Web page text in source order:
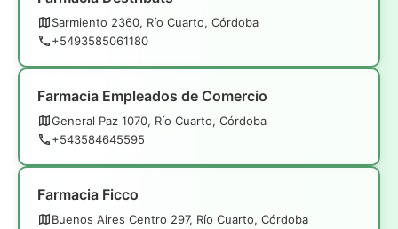
Sarmiento 2360, Río Cuarto, Córdoba
+5493585061180
Farmacia Empleados de Comercio
General Paz 1070, Río Cuarto, Córdoba
+543584645595
Farmacia Ficco
Buenos Aires Centro 297, Río Cuarto, Córdoba